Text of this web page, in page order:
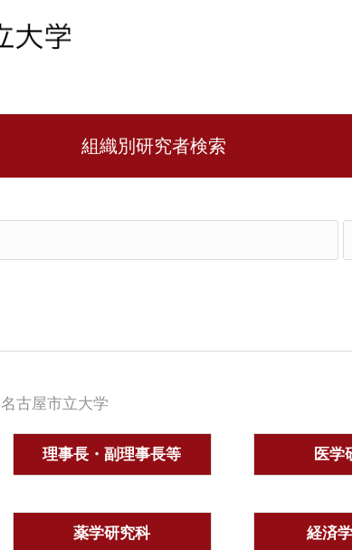
組織別研究者検索
名古屋市立大学
理事長・副理事長等 医学
薬学研究科 経済